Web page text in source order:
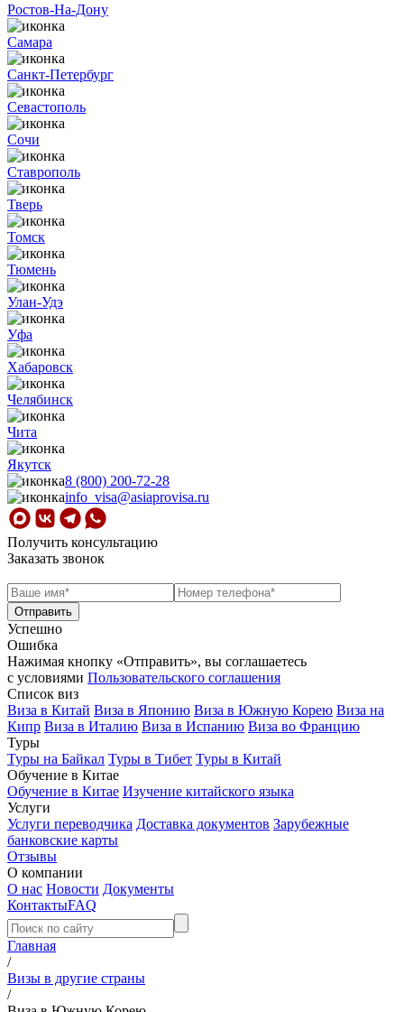
Ростов-На-Дону
Самара
Санкт-Петербург
Севастополь
Сочи
Ставрополь
Тверь
Томск
Тюмень
Улан-Удэ
Уфа
Хабаровск
Челябинск
Чита
Якутск
8 (800) 200-72-28
info_visa@asiaprovisa.ru
Получить консультацию
Заказать звонок
Успешно
Ошибка
Нажимая кнопку «Отправить», вы соглашаетесь
с условиями Пользовательского соглашения
Список виз
Виза в Китай Виза в Японию Виза в Южную Корею Виза на
Кипр Виза в Италию Виза в Испанию Виза во Францию
Туры
Туры на Байкал Туры в Тибет Туры в Китай
Обучение в Китае
Обучение в Китае Изучение китайского языка
Услуги
Услуги переводчика Доставка документов Зарубежные
банковские карты
Отзывы
О компании
О нас Новости Документы
КонтактыFAQ
Главная
/
Визы в другие страны
/